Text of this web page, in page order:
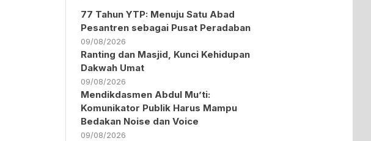
77 Tahun YTP: Menuju Satu Abad
Pesantren sebagai Pusat Peradaban
09/08/2026
Ranting dan Masjid, Kunci Kehidupan
Dakwah Umat
09/08/2026
Mendikdasmen Abdul Mu’ti:
Komunikator Publik Harus Mampu
Bedakan Noise dan Voice
09/08/2026